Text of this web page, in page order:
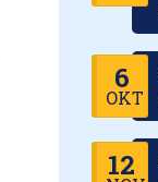
6
OKT
12